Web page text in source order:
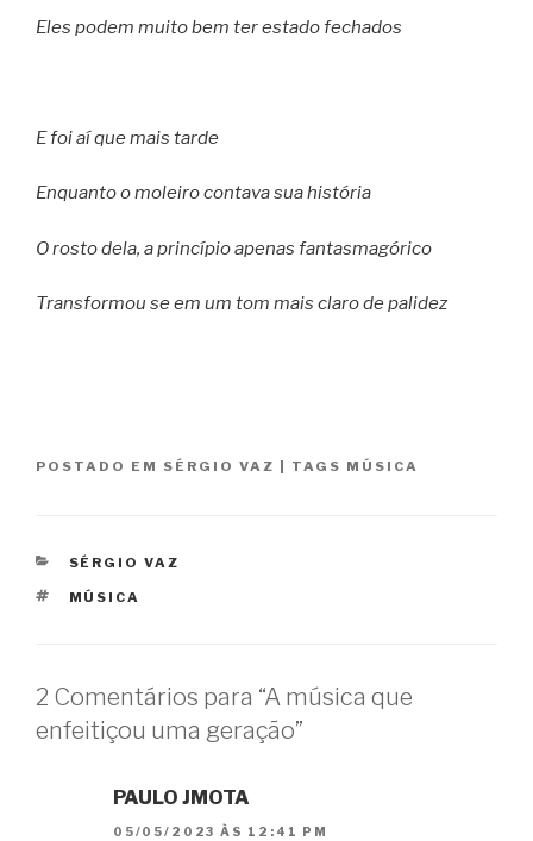
Eles podem muito bem ter estado fechados
E foi aí que mais tarde
Enquanto o moleiro contava sua história
O rosto dela, a princípio apenas fantasmagórico
Transformou se em um tom mais claro de palidez
POSTADO EM SÉRGIO VAZ | TAGS MÚSICA
CATEGORIAS
SÉRGIO VAZ
TAGS
MÚSICA
2 Comentários para “A música que
enfeitiçou uma geração”
PAULO JMOTA
05/05/2023 ÀS 12:41 PM